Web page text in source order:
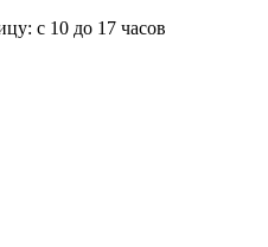
с 10 до 17 часов